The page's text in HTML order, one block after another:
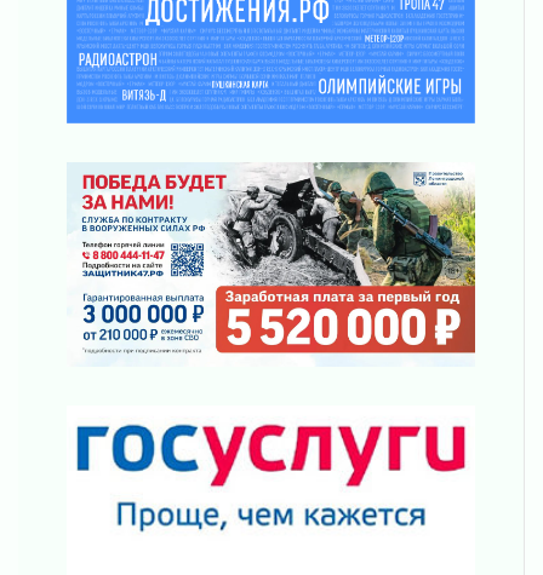
Шесть новых жизней в честь дня рождения
Ленинградской области
03 августа 2026
Уроки безопасности для детей и взрослых
03 августа 2026
десантных войск
02 августа 2026
«Активное лето»
02 августа 2026
Ленобласть отметила заслуги жителей перед
регионом и страной
02 августа 2026
ПСК через Гослуслуги напомнит жителям
Ленинградской области о неоплаченных
02 августа 2026